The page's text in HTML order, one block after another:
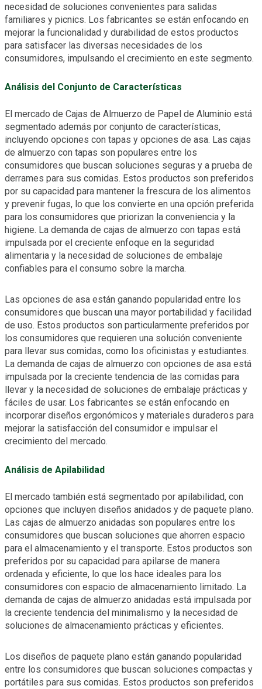
necesidad de soluciones convenientes para salidas
familiares y picnics. Los fabricantes se están enfocando en
mejorar la funcionalidad y durabilidad de estos productos
para satisfacer las diversas necesidades de los
consumidores, impulsando el crecimiento en este segmento.
Análisis del Conjunto de Características
El mercado de Cajas de Almuerzo de Papel de Aluminio está
segmentado además por conjunto de características,
incluyendo opciones con tapas y opciones de asa. Las cajas
de almuerzo con tapas son populares entre los
consumidores que buscan soluciones seguras y a prueba de
derrames para sus comidas. Estos productos son preferidos
por su capacidad para mantener la frescura de los alimentos
y prevenir fugas, lo que los convierte en una opción preferida
para los consumidores que priorizan la conveniencia y la
higiene. La demanda de cajas de almuerzo con tapas está
impulsada por el creciente enfoque en la seguridad
alimentaria y la necesidad de soluciones de embalaje
confiables para el consumo sobre la marcha.
Las opciones de asa están ganando popularidad entre los
consumidores que buscan una mayor portabilidad y facilidad
de uso. Estos productos son particularmente preferidos por
los consumidores que requieren una solución conveniente
para llevar sus comidas, como los oficinistas y estudiantes.
La demanda de cajas de almuerzo con opciones de asa está
impulsada por la creciente tendencia de las comidas para
llevar y la necesidad de soluciones de embalaje prácticas y
fáciles de usar. Los fabricantes se están enfocando en
incorporar diseños ergonómicos y materiales duraderos para
mejorar la satisfacción del consumidor e impulsar el
crecimiento del mercado.
Análisis de Apilabilidad
El mercado también está segmentado por apilabilidad, con
opciones que incluyen diseños anidados y de paquete plano.
Las cajas de almuerzo anidadas son populares entre los
consumidores que buscan soluciones que ahorren espacio
para el almacenamiento y el transporte. Estos productos son
preferidos por su capacidad para apilarse de manera
ordenada y eficiente, lo que los hace ideales para los
consumidores con espacio de almacenamiento limitado. La
demanda de cajas de almuerzo anidadas está impulsada por
la creciente tendencia del minimalismo y la necesidad de
soluciones de almacenamiento prácticas y eficientes.
Los diseños de paquete plano están ganando popularidad
entre los consumidores que buscan soluciones compactas y
portátiles para sus comidas. Estos productos son preferidos